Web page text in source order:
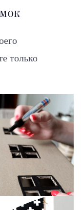
только